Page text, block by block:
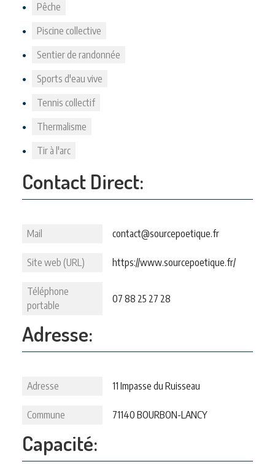
Pêche
Piscine collective
Sentier de randonnée
Sports d'eau vive
Tennis collectif
Thermalisme
Tir à l'arc
Contact Direct:
Mail contact@sourcepoetique.fr
Site web (URL) https://www.sourcepoetique.fr/
Téléphone
portable
07 88 25 27 28
Adresse:
Adresse 11 Impasse du Ruisseau
Commune 71140 BOURBON-LANCY
Capacité: